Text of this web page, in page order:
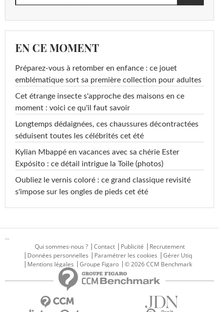
EN CE MOMENT
Préparez-vous à retomber en enfance : ce jouet
emblématique sort sa première collection pour adultes
Cet étrange insecte s'approche des maisons en ce
moment : voici ce qu'il faut savoir
Longtemps dédaignées, ces chaussures décontractées
séduisent toutes les célébrités cet été
Kylian Mbappé en vacances avec sa chérie Ester
Expósito : ce détail intrigue la Toile (photos)
Oubliez le vernis coloré : ce grand classique revisité
s'impose sur les ongles de pieds cet été
...
Qui sommes-nous ?
Contact Publicité
Recrutement
Données personnelles
Paramétrer les cookies
Gérer Utiq
Mentions légales
Groupe Figaro © 2026 CCM Benchmark